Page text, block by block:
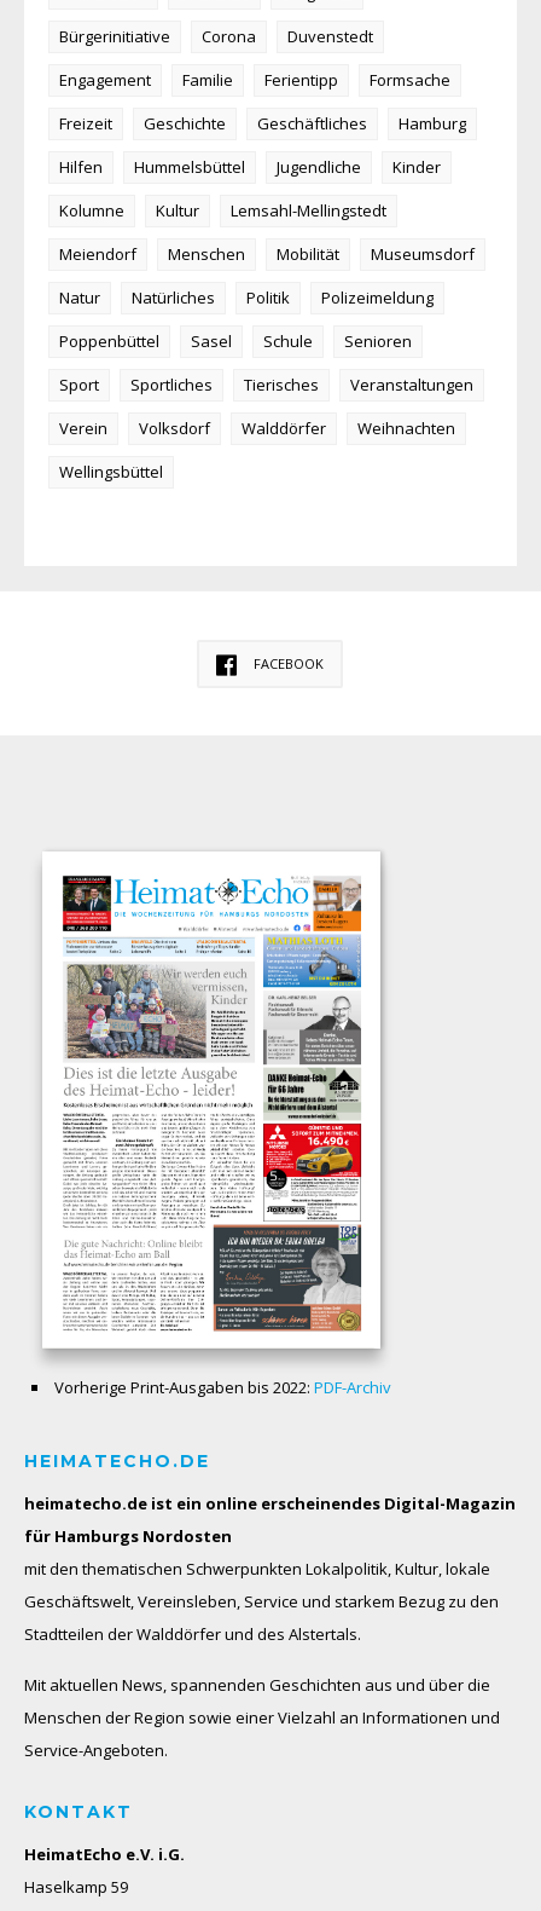
Bürgerinitiative
Corona
Duvenstedt
Engagement
Familie Ferientipp
Formsache
Freizeit
Geschichte Geschäftliches
Hamburg
Hilfen
Hummelsbüttel Jugendliche
Kinder
Kolumne
Kultur
Lemsahl-Mellingstedt
Meiendorf
Menschen Mobilität
Museumsdorf
Natur
Natürliches Politik
Polizeimeldung
Poppenbüttel
Sasel Schule
Senioren
Sport
Sportliches Tierisches
Veranstaltungen
Verein
Volksdorf Walddörfer
Weihnachten
Wellingsbüttel
FACEBOOK
Vorherige Print-Ausgaben bis 2022: PDF-Archiv
HEIMATECHO.DE
heimatecho.de ist ein online erscheinendes Digital-Magazin
für Hamburgs Nordosten
mit den thematischen Schwerpunkten Lokalpolitik, Kultur, lokale
Geschäftswelt, Vereinsleben, Service und starkem Bezug zu den
Stadtteilen der Walddörfer und des Alstertals.
Mit aktuellen News, spannenden Geschichten aus und über die
Menschen der Region sowie einer Vielzahl an Informationen und
Service-Angeboten.
KONTAKT
HeimatEcho e.V. i.G.
Haselkamp 59